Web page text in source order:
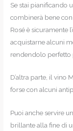
Se stai pianificando
combinerà bene
Rosé è sicuramente
acquistarne alcuni
rendendolo perfetto
D’altra parte, il vino
forse con alcuni
Puoi anche servire
brillante alla fine di